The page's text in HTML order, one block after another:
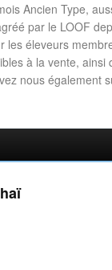
Ancien Type,
par le LOOF
les éleveurs
à la vente,
nous également